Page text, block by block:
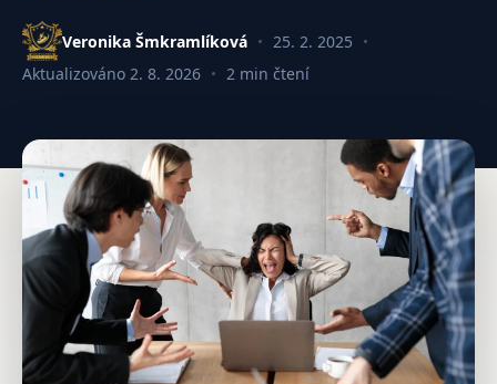
Veronika Šmkramlíková
25. 2. 2025
Aktualizováno 2. 8. 2026 2 min čtení